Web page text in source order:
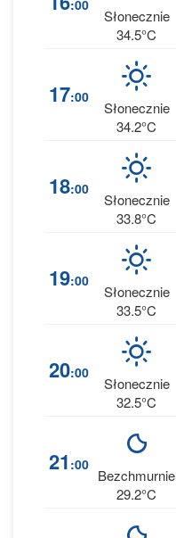
:00
Słonecznie
34.5°C
17:00
Słonecznie
34.2°C
18:00
Słonecznie
33.8°C
19:00
Słonecznie
33.5°C
20:00
Słonecznie
32.5°C
21 :00
Bezchmurnie
29.2°C